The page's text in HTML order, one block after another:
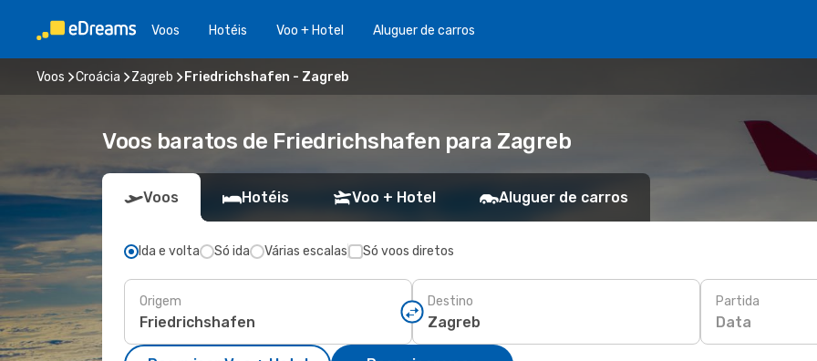
Voos Hotéis Voo + Hotel Aluguer de carros
Voos Croácia Zagreb Friedrichshafen - Zagreb
Voos baratos de Friedrichshafen para Zagreb
Voos Hotéis Voo + Hotel Aluguer de carros
Ida e volta Só ida Várias escalas Só voos diretos
Origem Destino Partida
Data